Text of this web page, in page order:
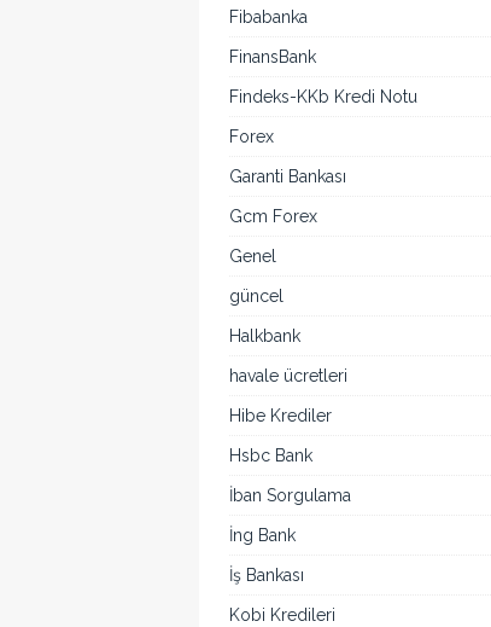
Fibabanka
FinansBank
Findeks-KKb Kredi Notu
Forex
Garanti Bankası
Gcm Forex
Genel
güncel
Halkbank
havale ücretleri
Hibe Krediler
Hsbc Bank
İban Sorgulama
İng Bank
İş Bankası
Kobi Kredileri